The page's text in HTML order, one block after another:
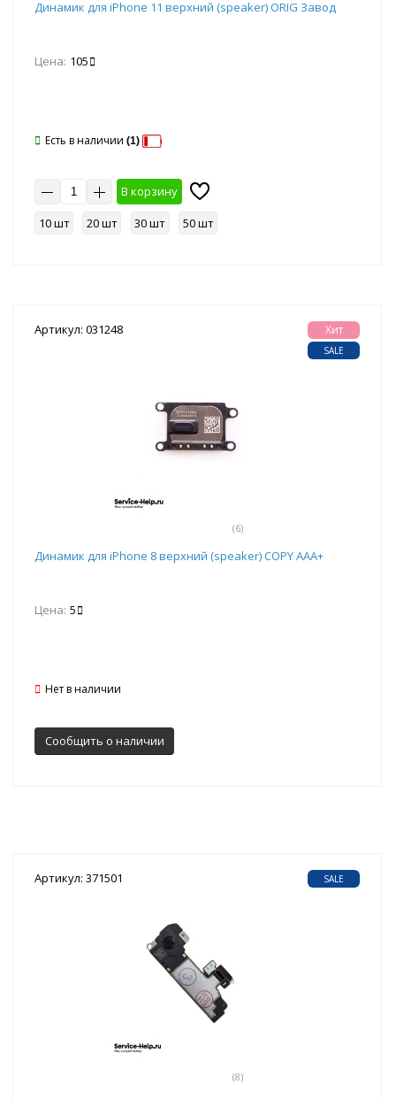
Динамик для iPhone 11 верхний (speaker) ORIG Завод
Цена: 105
Есть в наличии (1)
В корзину
10 шт
20 шт 30 шт 50 шт
Артикул: 031248
(6)
Хит
SALE
Динамик для iPhone 8 верхний (speaker) COPY AAA+
Цена: 5
Нет в наличии
Сообщить о наличии
Артикул: 371501
(8)
SALE